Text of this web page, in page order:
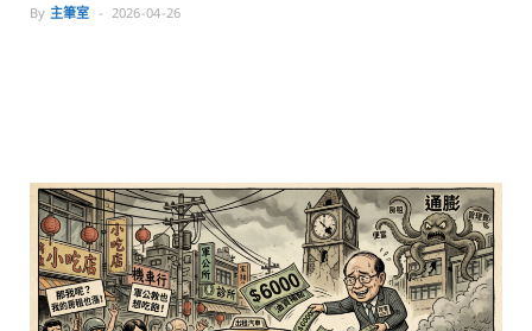
By 主筆室 2026-04-26